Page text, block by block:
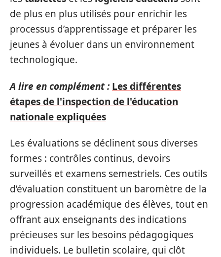
de plus en plus utilisés pour enrichir les
processus d’apprentissage et préparer les
jeunes à évoluer dans un environnement
technologique.
A lire en complément : Les différentes
étapes de l'inspection de l'éducation
nationale expliquées
Les évaluations se déclinent sous diverses
formes : contrôles continus, devoirs
surveillés et examens semestriels. Ces outils
d’évaluation constituent un baromètre de la
progression académique des élèves, tout en
offrant aux enseignants des indications
précieuses sur les besoins pédagogiques
individuels. Le bulletin scolaire, qui clôt